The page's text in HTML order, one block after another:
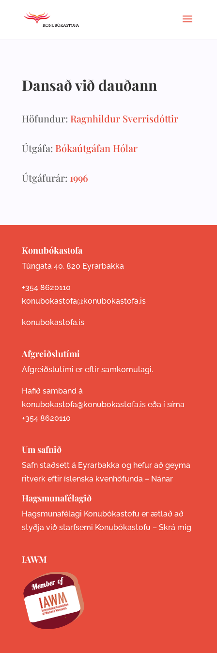
Dansað við dauðann
Höfundur: Ragnhildur Sverrisdóttir
Útgáfa: Bókaútgáfan Hólar
Útgáfurár: 1996
Konubókastofa
Túngata 40, 820 Eyrarbakka
+354 8620110
konubokastofa@konubokastofa.is
konubokastofa.is
Afgreiðslutími
Afgreiðslutími er eftir samkomulagi.
Hafið samband á
konubokastofa@konubokastofa.is eða í síma
+354 8620110
Um safnið
Safn staðsett á Eyrarbakka og hefur að geyma
ritverk eftir íslenska kvenhöfunda – Nánar
Hagsmunafélagið
Hagsmunafélagi Konubókastofu er ætlað að
styðja við starfsemi Konubókastofu – Skrá mig
IAWM